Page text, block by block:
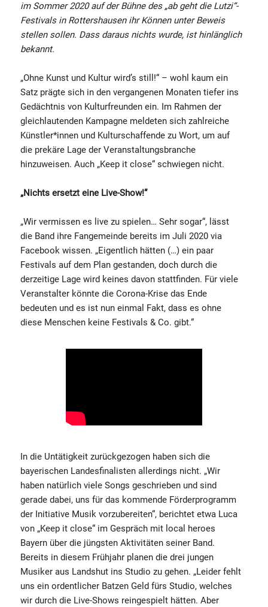
im Sommer 2020 auf der Bühne des „ab geht die Lutzi“-
Festivals in Rottershausen ihr Können unter Beweis
stellen sollen. Dass daraus nichts wurde, ist hinlänglich
bekannt.
„Ohne Kunst und Kultur wird’s still!“ – wohl kaum ein
Satz prägte sich in den vergangenen Monaten tiefer ins
Gedächtnis von Kulturfreunden ein. Im Rahmen der
gleichlautenden Kampagne meldeten sich zahlreiche
Künstler*innen und Kulturschaffende zu Wort, um auf
die prekäre Lage der Veranstaltungsbranche
hinzuweisen. Auch „Keep it close“ schwiegen nicht.
„Nichts ersetzt eine Live-Show!“
„Wir vermissen es live zu spielen… Sehr sogar“, lässt
die Band ihre Fangemeinde bereits im Juli 2020 via
Facebook wissen. „Eigentlich hätten (…) ein paar
Festivals auf dem Plan gestanden, doch durch die
derzeitige Lage wird keines davon stattfinden. Für viele
Veranstalter könnte die Corona-Krise das Ende
bedeuten und es ist nun einmal Fakt, dass es ohne
diese Menschen keine Festivals & Co. gibt.“
In die Untätigkeit zurückgezogen haben sich die
bayerischen Landesfinalisten allerdings nicht. „Wir
haben natürlich viele Songs geschrieben und sind
gerade dabei, uns für das kommende Förderprogramm
der Initiative Musik vorzubereiten“, berichtet etwa Luca
von „Keep it close“ im Gespräch mit local heroes
Bayern über die jüngsten Aktivitäten seiner Band.
Bereits in diesem Frühjahr planen die drei jungen
Musiker aus Landshut ins Studio zu gehen. „Leider fehlt
uns ein ordentlicher Batzen Geld fürs Studio, welches
wir durch die Live-Shows reingespielt hätten. Aber